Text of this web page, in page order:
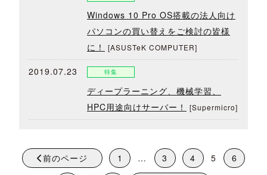
Windows 10 Pro OS搭載の法人向け
パソコンの買い替えをご検討の皆様
に！
[ASUSTeK COMPUTER]
2019.07.23 特集
ディープラーニング、機械学習、
HPC用途向けサーバー！
[Supermicro]
前のページ 1 … 3 4 5 6